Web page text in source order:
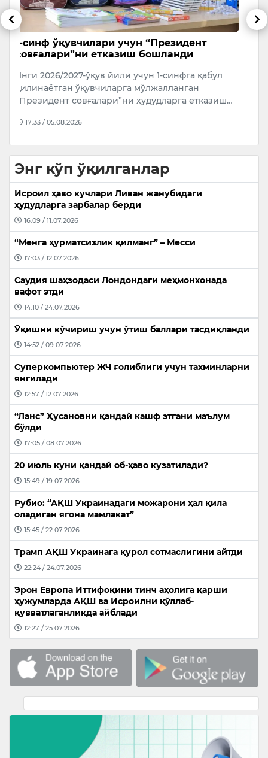
Мексикада ТикТок блогери жонли эфир
вақтида отиб ўлдирилди
Мексиканинг Кулякан шаҳрида ТикТок блогери
Сесар Гастелум жонли эфир вақтида номаълум
қуролли шахслар ҳужумига учраб, ҳалок …
09:25 / 06.08.2026
Энг кўп ўқилганлар
Исроил ҳаво кучлари Ливан жанубидаги
ҳудудларга зарбалар берди
16:09 / 11.07.2026
“Менга ҳурматсизлик қилманг” – Месси
17:03 / 12.07.2026
Саудия шаҳзодаси Лондондаги меҳмонхонада
вафот этди
14:10 / 24.07.2026
Ўқишни кўчириш учун ўтиш баллари тасдиқланди
14:52 / 09.07.2026
Суперкомпьютер ЖЧ ғолиблиги учун тахминларни
янгилади
12:57 / 12.07.2026
“Ланс” Ҳусановни қандай кашф этгани маълум
бўлди
17:05 / 08.07.2026
20 июль куни қандай об-ҳаво кузатилади?
15:49 / 19.07.2026
Рубио: “АҚШ Украинадаги можарони ҳал қила
оладиган ягона мамлакат”
15:45 / 22.07.2026
Трамп АҚШ Украинага қурол сотмаслигини айтди
22:24 / 24.07.2026
Эрон Европа Иттифоқини тинч аҳолига қарши
ҳужумларда АҚШ ва Исроилни қўллаб-
қувватлаганликда айблади
12:27 / 25.07.2026